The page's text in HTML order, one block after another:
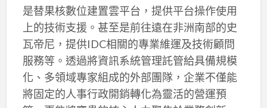
是替果核數位建置雲平台，提供平台操作使用
上的技術支援。甚至是前往遠在非洲南部的史
瓦帝尼，提供IDC相關的專業維運及技術顧問
服務等。透過將資訊系統管理託管給具備規模
化、多領域專家組成的外部團隊，企業不僅能
將固定的人事行政開銷轉化為靈活的營運預